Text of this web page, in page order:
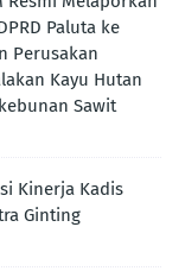
Paluta ke
Perusakan
Kayu Hutan
Sawit
Kinerja Kadis
Ginting